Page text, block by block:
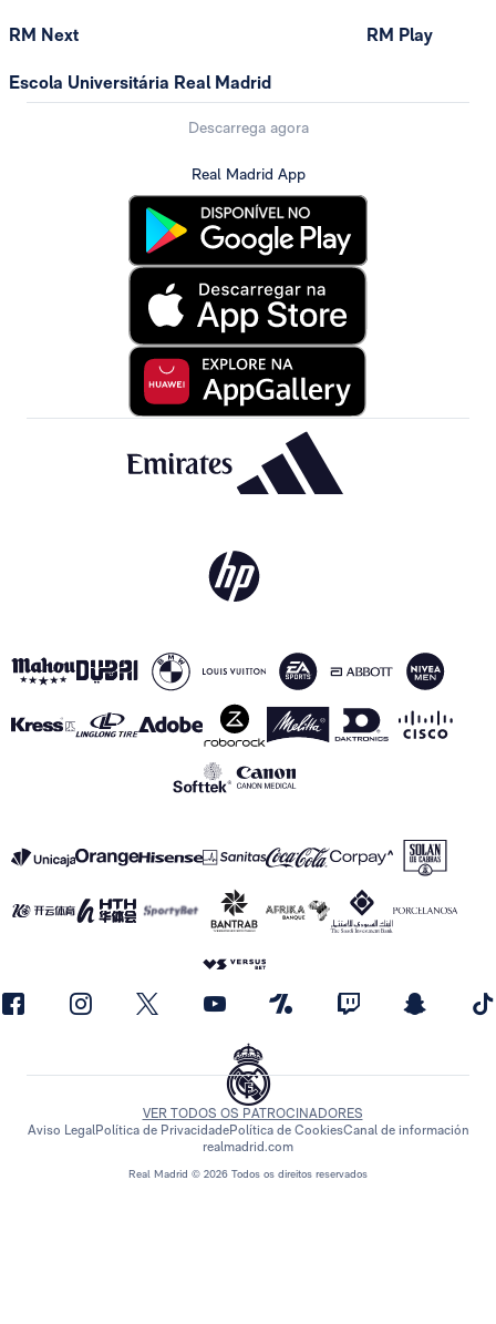
RM Next
Escola Universitária Real Madrid
RM Play
Descarrega agora
Real Madrid App
Real Madrid © 2026 Todos os direitos reservados
VER TODOS OS PATROCINADORES
Aviso LegalPolítica de PrivacidadePolítica de CookiesCanal de información
realmadrid.com